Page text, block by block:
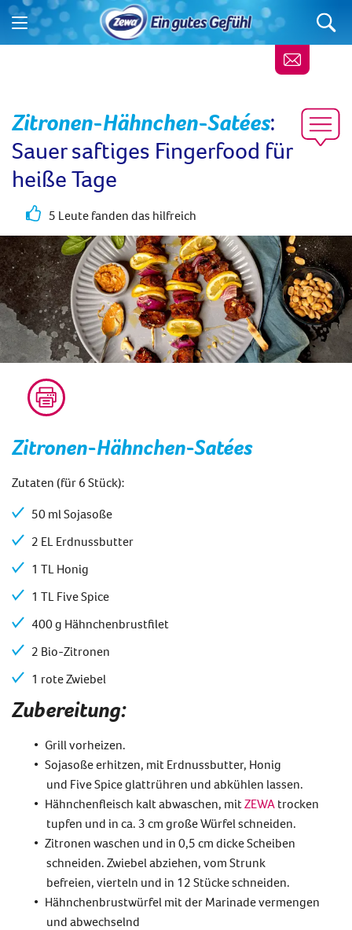
Zitronen-Hähnchen-Satées:
Sauer saftiges Fingerfood für
heiße Tage
5 Leute fanden das hilfreich
Zitronen-Hähnchen-Satées
Zutaten (für 6 Stück):
50 ml Sojasoße
2 EL Erdnussbutter
1 TL Honig
1 TL Five Spice
400 g Hähnchenbrustfilet
2 Bio-Zitronen
1 rote Zwiebel
Zubereitung:
Grill vorheizen.
Sojasoße erhitzen, mit Erdnussbutter, Honig
und FiveSpiceglattrühren und abkühlen lassen.
Hähnchenfleisch kalt abwaschen, mit ZEWA trocken
tupfen und in ca. 3 cm große Würfel schneiden.
Zitronen waschen und in 0,5 cm dicke Scheiben
schneiden. Zwiebel abziehen, vom Strunk
befreien, vierteln und in 12 Stücke schneiden.
Hähnchenbrustwürfel mit der Marinade vermengen
und abwechselnd